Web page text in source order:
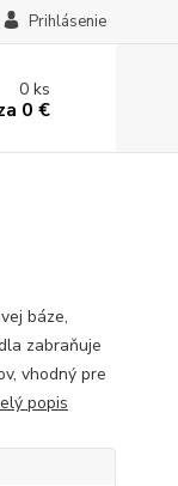
Prihlásenie
0ks
0 €
báze,
zabraňuje
vhodný pre
popis